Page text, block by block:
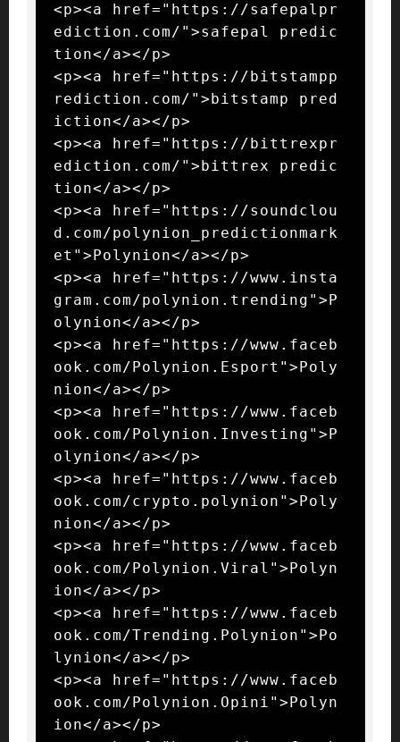
<p><a href="https://safepalpr
ediction.com/">safepal predic
tion</a></p>
<p><a href="https://bitstampp
rediction.com/">bitstamp pred
iction</a></p>
<p><a href="https://bittrexpr
ediction.com/">bittrex predic
tion</a></p>
<p><a href="https://soundclou
d.com/polynion_predictionmark
et">Polynion</a></p>
<p><a href="https://www.insta
gram.com/polynion.trending">P
olynion</a></p>
<p><a href="https://www.faceb
ook.com/Polynion.Esport">Poly
nion</a></p>
<p><a href="https://www.faceb
ook.com/Polynion.Investing">P
olynion</a></p>
<p><a href="https://www.faceb
ook.com/crypto.polynion">Poly
nion</a></p>
<p><a href="https://www.faceb
ook.com/Polynion.Viral">Polyn
ion</a></p>
<p><a href="https://www.faceb
ook.com/Trending.Polynion">Po
lynion</a></p>
<p><a href="https://www.faceb
ook.com/Polynion.Opini">Polyn
ion</a></p>